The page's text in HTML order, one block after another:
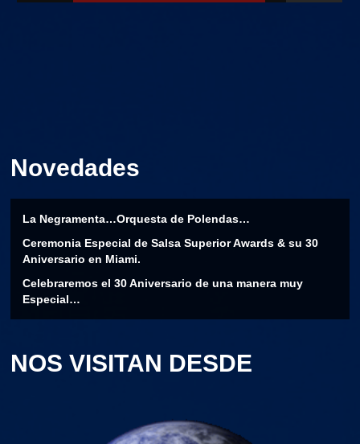
Novedades
La Negramenta…Orquesta de Polendas…
Ceremonia Especial de Salsa Superior Awards & su 30
Aniversario en Miami.
Celebraremos el 30 Aniversario de una manera muy
Especial…
NOS VISITAN DESDE